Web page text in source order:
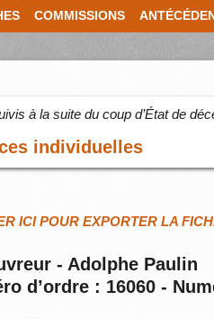
COMMISSIONS
à la suite du coup d’État de
individuelles
ICI POUR EXPORTER LA
- Adolphe Paulin
d’ordre : 16060 -